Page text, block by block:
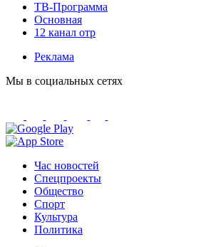
ТВ-Программа
Основная
12 канал отр
Реклама
Мы в социальных сетях
Час новостей
Спецпроекты
Общество
Спорт
Культура
Политика